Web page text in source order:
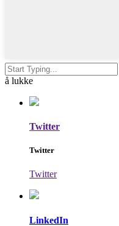
å lukke
Twitter
Twitter
Twitter
LinkedIn